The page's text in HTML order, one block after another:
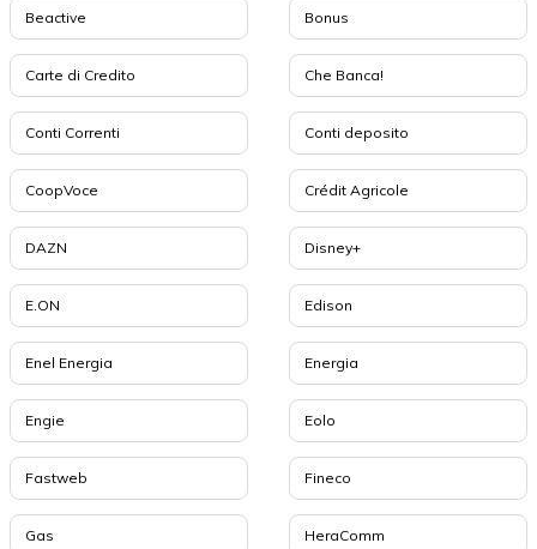
Beactive Bonus
Carte di Credito Che Banca!
Conti Correnti Conti deposito
CoopVoce Crédit Agricole
DAZN Disney+
E.ON Edison
Enel Energia Energia
Engie Eolo
Fastweb Fineco
Gas HeraComm